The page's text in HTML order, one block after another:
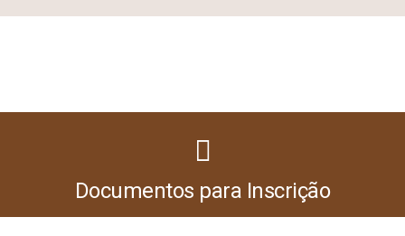
Documentos para Inscrição